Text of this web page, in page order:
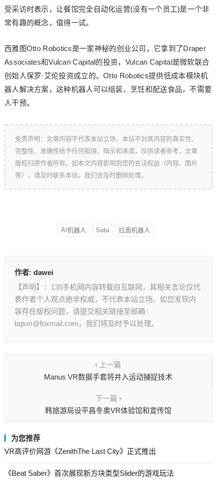
受采访时表示，让餐馆完全自动化运营(没有一个员工)是一个非
常有趣的概念，值得一试。
西雅图Otto Robotics是一家神秘的创业公司，它拿到了Draper
Associates和Vulcan Capital的投资，Vulcan Capital是微软联合
创始人保罗·艾伦投资成立的。Otto Robotics提供低成本模块机
器人解决方案，这种机器人可以组装、烹饪和配送食品，不需要
人干预。
免责声明：文章内容不代表本站立场，本站不对其内容的真实性、
完整性、准确性给予任何担保、暗示和承诺，仅供读者参考，文章
版权归原作者所有。如本文内容影响到您的合法权益（内容、图片
等），请及时联系本站，我们会及时删除处理。
AI机器人 Sota 拉面机器人
作者: dawei
【声明】：135手机网内容转载自互联网，其相关言论仅代
表作者个人观点绝非权威，不代表本站立场。如您发现内
容存在版权问题，请提交相关链接至邮箱：
bqsm@foxmail.com，我们将及时予以处理。
上一篇
Manus VR数据手套将并入运动捕捉技术
下一篇
韩旅游局设平昌冬奥VR体验馆和宣传馆
为您推荐
VR高评价网游《ZenithThe Last City》正式推出
《Beat Saber》首次展现新方块类型Slider的游戏玩法